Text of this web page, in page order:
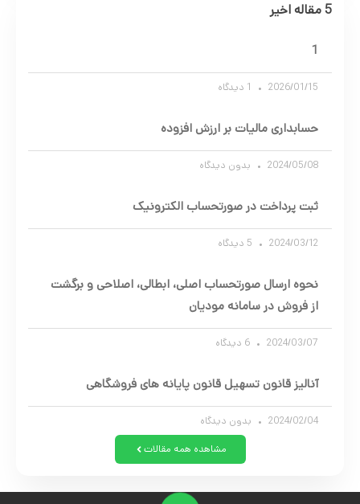
5 مقاله اخیر
1
2026/01/15
حسابداری مالیات بر ارزش افزوده
2024/05/08 بدون دیدگاه
ثبت پرداخت در صورتحساب الکترونیک
2024/03/12
نحوه ارسال صورتحساب اصلی، ابطالی، اصلاحی و برگشت
از فروش در سامانه مودیان
2024/03/07
آنالیز قانون تسهیل قانون پایانه های فروشگاهی
2024/02/04 بدون دیدگاه
مشاهده همه مقالات